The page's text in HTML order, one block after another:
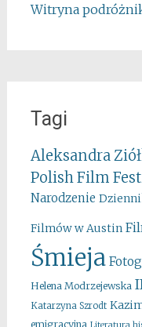
Witryna
Tagi
Aleksandra
Polish Film
Narodzenie
Filmów w Austin
Śmieja
Helena Modrzejewska
Katarzyna Szrodt
emigracyjna Literatura